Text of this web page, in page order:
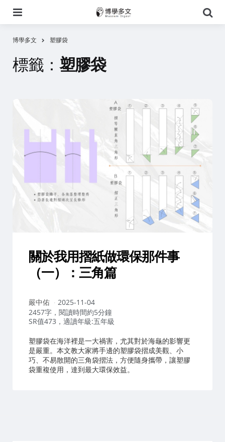
尋
博學多文 塑膠袋
標籤： 塑膠袋
關於我用摺紙做環保那件事
（一）：三角篇
作
者：
嚴中佑
2025-11-04
2457字，閱讀時間約5分鐘
SR值473，適讀年級:五年級
塑膠袋在海洋裡是一大禍害，尤其對於海龜的影響更
是嚴重。本文教大家將手邊的塑膠袋摺成美觀、小
巧、不易散開的三角袋摺法，方便隨身攜帶，讓塑膠
袋重複使用，達到最大環保效益。